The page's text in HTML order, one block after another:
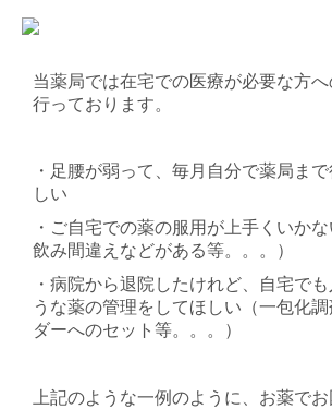
掲示事項
当薬局では在宅での医療が必要な方
行っております。
・足腰が弱って、毎月自分で薬局ま
しい
・ご自宅での薬の服用が上手くいかな
飲み間違えなどがある等。。。）
・病院から退院したけれど、自宅で
うな薬の管理をしてほしい（一包化
ダーへのセット等。。。）
上記のような一例のように、お薬で